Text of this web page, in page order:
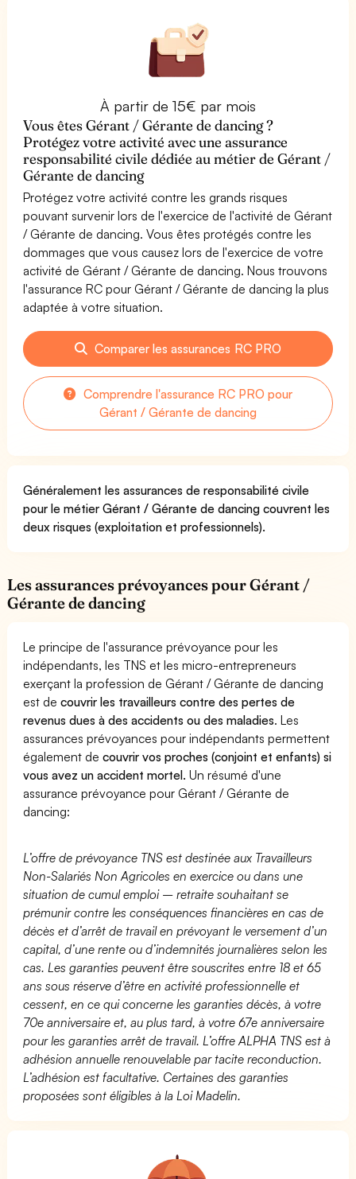
À partir de 15€ par mois
Vous êtes Gérant / Gérante de dancing ?
Protégez votre activité avec une assurance
responsabilité civile dédiée au métier de Gérant /
Gérante de dancing
Protégez votre activité contre les grands risques
pouvant survenir lors de l'exercice de l'activité de Gérant
/ Gérante de dancing. Vous êtes protégés contre les
dommages que vous causez lors de l'exercice de votre
activité de Gérant / Gérante de dancing. Nous trouvons
l'assurance RC pour Gérant / Gérante de dancing la plus
adaptée à votre situation.
Comparer les assurances RC PRO
Comprendre l'assurance RC PRO pour
Gérant / Gérante de dancing
Généralement les assurances de responsabilité civile
pour le métier Gérant / Gérante de dancing couvrent les
deux risques (exploitation et professionnels).
Les assurances prévoyances pour Gérant /
Gérante de dancing
Le principe de l'assurance prévoyance pour les
indépendants, les TNS et les micro-entrepreneurs
exerçant la profession de Gérant / Gérante de dancing
est decouvrir les travailleurs contre des pertes de
revenus dues à des accidents ou des maladies. Les
assurances prévoyances pour indépendants permettent
également decouvrir vos proches (conjoint et enfants) si
vous avez un accident mortel. Un résumé d'une
assurance prévoyance pour Gérant / Gérante de
dancing:
L’offre de prévoyance TNS est destinée aux Travailleurs
Non-Salariés Non Agricoles en exercice ou dans une
situation de cumul emploi – retraite souhaitant se
prémunir contre les conséquences financières en cas de
décès et d’arrêt de travail en prévoyant le versement d’un
capital, d’une rente ou d’indemnités journalières selon les
cas. Les garanties peuvent être souscrites entre 18 et 65
ans sous réserve d’être en activité professionnelle et
cessent, en ce qui concerne les garanties décès, à votre
70e anniversaire et, au plus tard, à votre 67e anniversaire
pour les garanties arrêt de travail. L’offre ALPHA TNS est à
adhésion annuelle renouvelable par tacite reconduction.
L’adhésion est facultative. Certaines des garanties
proposées sont éligibles à la Loi Madelin.